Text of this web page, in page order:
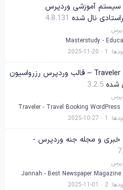
سیستم آموزشی وردپرس
4.8.131
Masterstudy -
1
2025-11-20
دانلود قالب Traveler – قالب وردپرس رزرواسیون
شده 3.2.5
Traveler - Travel Booking
1
2025-10-27
خبری و مجله جنه وردپرس -
Jannah - Best Newspaper
2
2025-11-01